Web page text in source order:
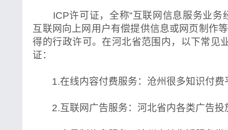
ICP许可证，全称“互联网信息服务业务
互联网向上网用户有偿提供信息或网页制作
得的行政许可。在河北省范围内，以下常见
证：
1.在线内容付费服务：沧州很多知识付费
2.互联网广告服务：河北省内各类广告投